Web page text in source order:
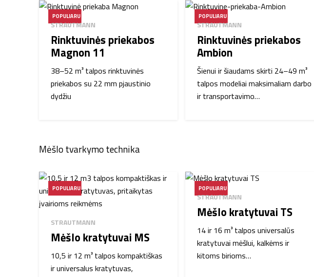
POPULIARU
STRAUTMANN
Rinktuvinės priekabos
Magnon 11
38–52 m³ talpos rinktuvinės
priekabos su 22 mm pjaustinio
dydžiu
POPULIARU
STRAUTMANN
Rinktuvinės priekabos
Ambion
Šienui ir šiaudams skirti 24–49 m³
talpos modeliai maksimaliam darbo
ir transportavimo…
Mėšlo tvarkymo technika
POPULIARU
STRAUTMANN
Mėšlo kratytuvai MS
10,5 ir 12 m³ talpos kompaktiškas
ir universalus kratytuvas,
POPULIARU
STRAUTMANN
Mėšlo kratytuvai TS
14 ir 16 m³ talpos universalūs
kratytuvai mėšlui, kalkėms ir
kitoms birioms…